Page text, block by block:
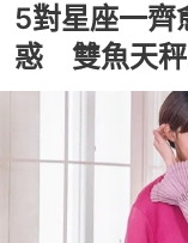
5對星座一
惑 雙魚天秤